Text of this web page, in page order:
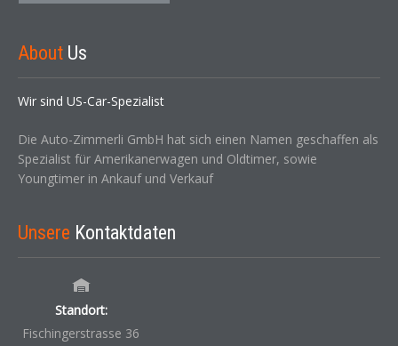
About Us
Wir sind US-Car-Spezialist
Die Auto-Zimmerli GmbH hat sich einen Namen geschaffen als
Spezialist für Amerikanerwagen und Oldtimer, sowie
Youngtimer in Ankauf und Verkauf
Unsere Kontaktdaten
Standort:
Fischingerstrasse 36